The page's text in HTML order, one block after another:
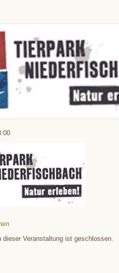
dieser Veranstaltung ist geschlossen.